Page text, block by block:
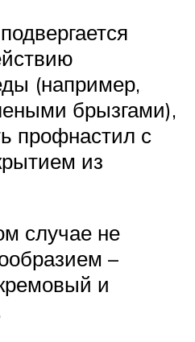
(например,
брызгами),
профнастил с
из
случае не
–
и